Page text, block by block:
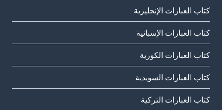
كتاب العبارات الإنجليزية
كتاب العبارات الإسبانية
كتاب العبارات الكورية
كتاب العبارات السويدية
كتاب العبارات التركية